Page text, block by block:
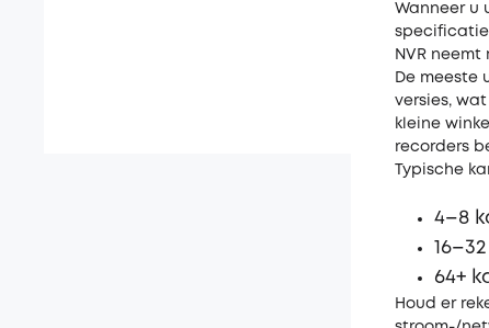
Wanneer u
NVR
De meeste
versies,
kleine
recorders
Typische
4–8
64+
Houd er